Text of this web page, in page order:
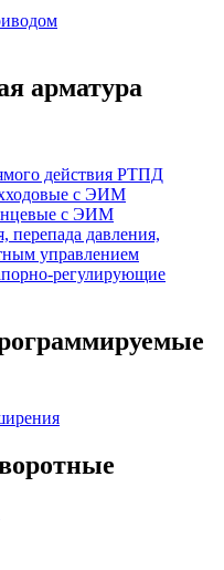
арматура
действия РТПД
с ЭИМ
с ЭИМ
перепада давления,
управлением
регулирующие